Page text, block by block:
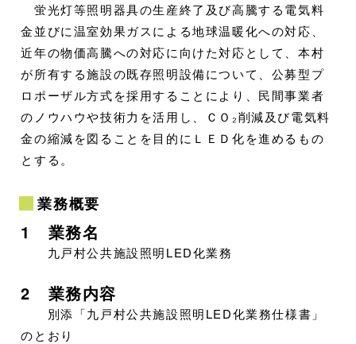
蛍光灯等照明器具の生産終了及び高騰する電気料
金並びに温室効果ガスによる地球温暖化への対応、
近年の物価高騰への対応に向けた対応として、本村
が所有する施設の既存照明設備について、公募型プ
ロポーザル方式を採用することにより、民間事業者
のノウハウや技術力を活用し、ＣＯ₂削減及び電気料
金の縮減を図ることを目的にＬＥＤ化を進めるもの
とする。
業務概要
1 業務名
九戸村公共施設照明LED化業務
2 業務内容
別添「九戸村公共施設照明LED化業務仕様書」
のとおり